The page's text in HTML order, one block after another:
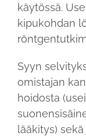
käytössä.
kipukohdan
Syyn
omistajan
hoidosta
lääkitys)